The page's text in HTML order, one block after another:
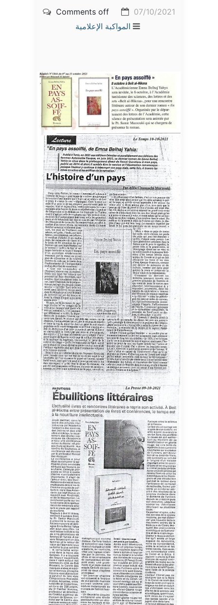
07/10/2021
Comments off
المواكبة الإعلامية